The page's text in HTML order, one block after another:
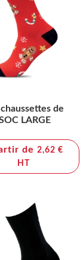
de
LARGE
de2,62 €
HT